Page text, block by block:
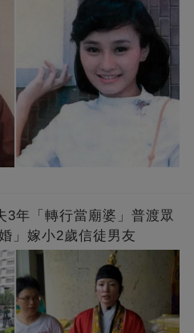
3年「轉行當廟婆」普渡眾
」嫁小2歲信徒男友